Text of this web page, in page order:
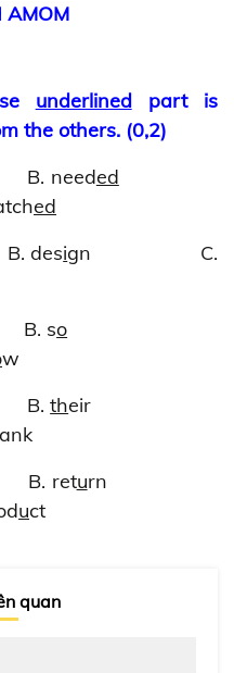
AMOM
underlinedpart is
the others. (0,2)
ed
ed
ign C.
so
w
their
ank
return
uct
quan